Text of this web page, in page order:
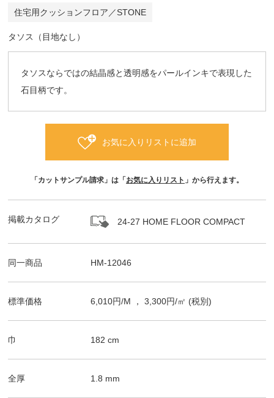
住宅用クッションフロア／STONE
タソス（目地なし）
タソスならではの結晶感と透明感をパールインキで表現した
石目柄です。
お気に入りリストに追加
「カットサンプル請求」は「 お気に入りリスト 」から行えます。
掲載カタログ 24-27 HOME FLOOR COMPACT
同一商品 HM-12046
標準価格 6,010円/M ，3,300円/㎡ (税別)
巾 182 cm
全厚 1.8 mm